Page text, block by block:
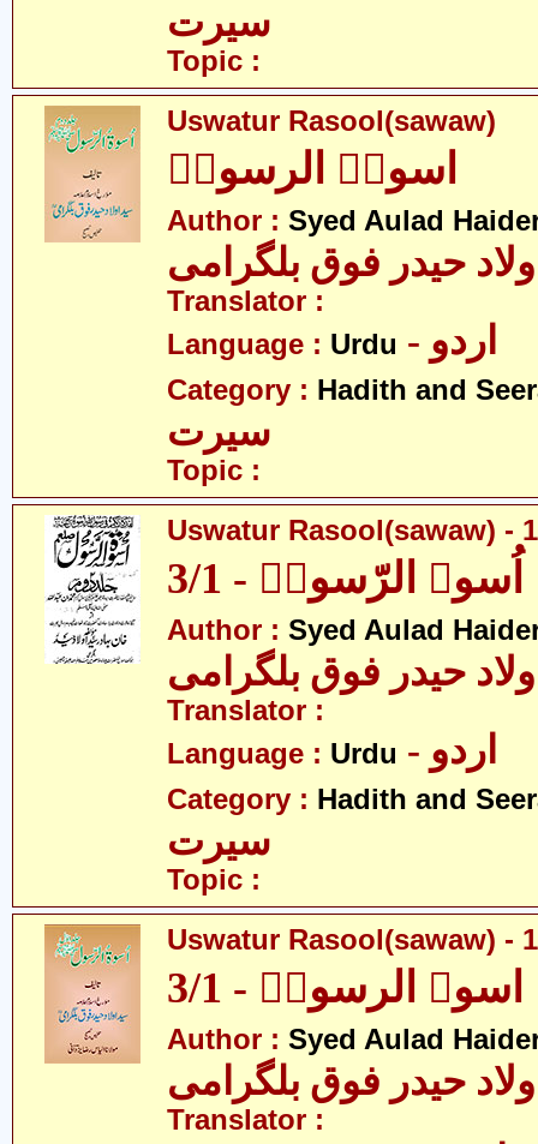
سیرت
Topic :
Uswatur Rasool(sawaw)
اسوۃُ الرسولؐ
Author : Syed Aulad
حیدر فوق بلگرامی
Translator :
Language : Urdu - اردو
Category : Hadith and
سیرت
Topic :
Uswatur Rasool(sawaw) -
اُسوۃ الرّسولؐ - 3/1
Author : Syed Aulad
حیدر فوق بلگرامی
Translator :
Language : Urdu - اردو
Category : Hadith and
سیرت
Topic :
Uswatur Rasool(sawaw) -
اسوۃ الرسولؐ - 3/1
Author : Syed Aulad
حیدر فوق بلگرامی
Translator :